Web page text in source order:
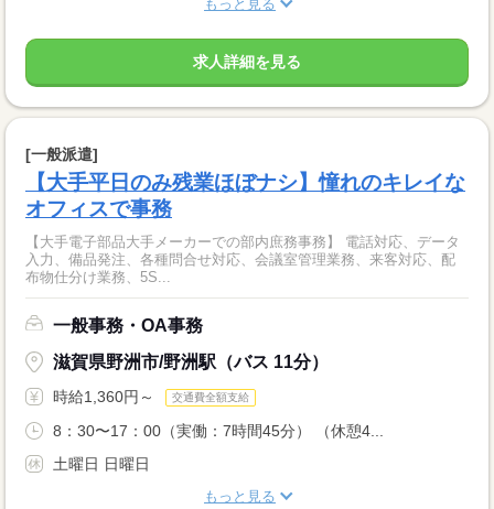
もっと見る
求人詳細を見る
[一般派遣]
【大手平日のみ残業ほぼナシ】憧れのキレイな
オフィスで事務
【大手電子部品大手メーカーでの部内庶務事務】 電話対応、データ
入力、備品発注、各種問合せ対応、会議室管理業務、来客対応、配
布物仕分け業務、5S...
一般事務・OA事務
滋賀県野洲市/野洲駅（バス 11分）
時給1,360円～ 交通費全額支給
8：30〜17：00（実働：7時間45分） （休憩4...
土曜日 日曜日
もっと見る